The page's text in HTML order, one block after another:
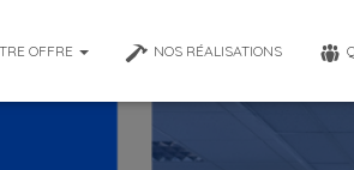
OFFRE NOS RÉALISATIONS